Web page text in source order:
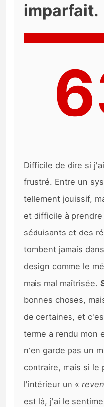
imparfait.
Difficile de dire si
frustré. Entre un
tellement jouissif,
et difficile à
séduisants et des
tombent jamais
design comme le
mais mal maîtrisée.
bonnes choses,
de certaines, et
terme a rendu mon
n'en garde pas un
contraire, mais si le
l'intérieur un «
est là, j'ai le